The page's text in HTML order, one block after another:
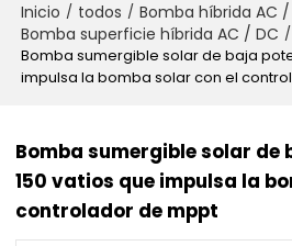
Inicio / todos / Bomba híbrida AC /
Bomba superficie híbrida AC / DC /
Bomba sumergible solar de baja
impulsa la bomba solar con el
Bomba sumergible solar de
150 vatios que impulsa la
controlador de mppt